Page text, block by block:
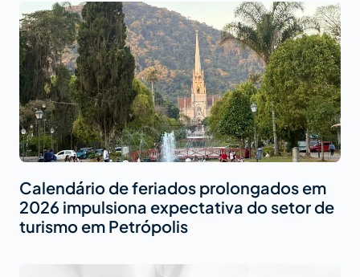
Calendário de feriados prolongados em
2026 impulsiona expectativa do setor de
turismo em Petrópolis